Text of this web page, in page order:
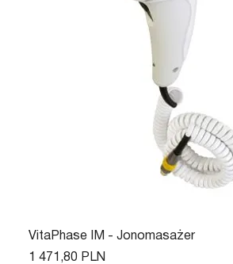
VitaPhase IM - Jonomasażer
Цена
1 471,80 PLN